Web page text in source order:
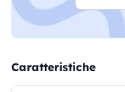
Caratteristiche